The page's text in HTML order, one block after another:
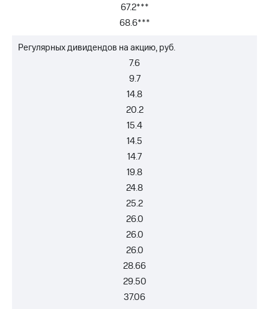
67.2***
68.6***
Регулярных дивидендов на акцию, руб.
7.6
9.7
14.8
20.2
15.4
14.5
14.7
19.8
24.8
25.2
26.0
26.0
26.0
28.66
29.50
37.06